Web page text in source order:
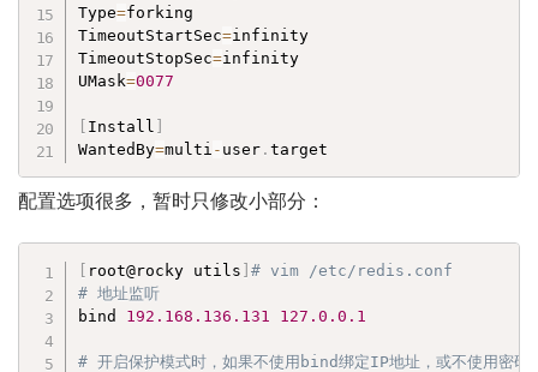
Type=forking
TimeoutStartSec=infinity
TimeoutStopSec=infinity
UMask=0077
[ Install ]
WantedBy=multi - user .target
配置选项很多，暂时只修改小部分：
root@rocky utils ]# vim /etc/redis.conf
# 地址监听
bind 192.168 .136 .131 127.0 .0 .1
# 开启保护模式时，如果不使用bind绑定IP地址，或不使用密